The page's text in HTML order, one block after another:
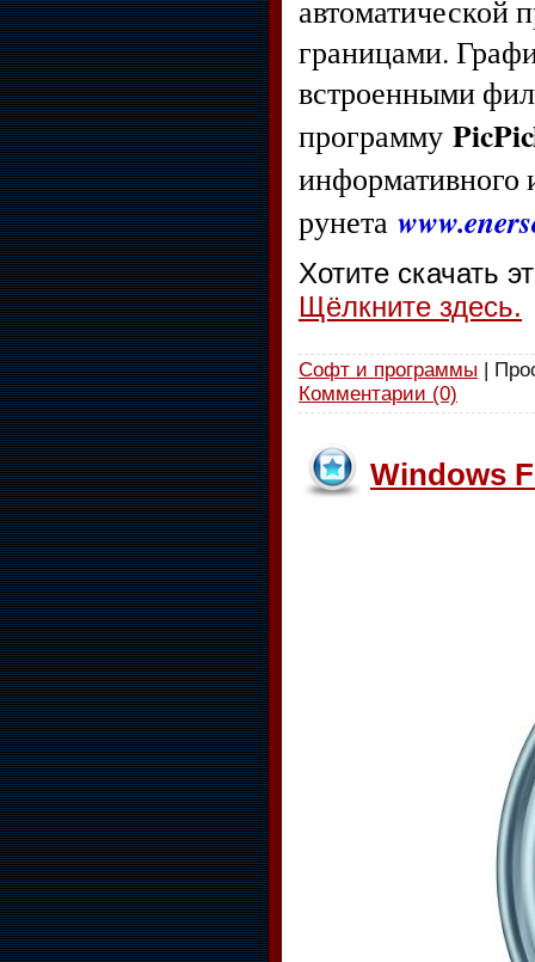
автоматической
границами.
встроенными
программу
информативного
рунета
Хотите скачать
Щёлкните здесь.
Софт и программы |
Комментарии (0)
Windows